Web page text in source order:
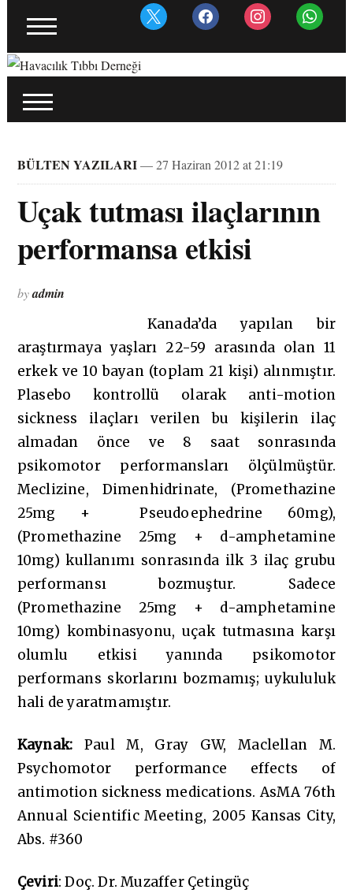
BÜLTEN YAZILARI— 27 Haziran 2012 at 21:19
Uçak tutması ilaçlarının
performansa etkisi
byadmin
Kanada’da yapılan bir
araştırmaya yaşları 22-59 arasında olan 11
erkek ve 10 bayan (toplam 21 kişi) alınmıştır.
Plasebo kontrollü olarak anti-motion
sickness ilaçları verilen bu kişilerin ilaç
almadan önce ve 8 saat sonrasında
psikomotor performansları ölçülmüştür.
Meclizine, Dimenhidrinate, (Promethazine
25mg + Pseudoephedrine 60mg),
(Promethazine 25mg + d-amphetamine
10mg) kullanımı sonrasında ilk 3 ilaç grubu
performansı bozmuştur. Sadece
(Promethazine 25mg + d-amphetamine
10mg) kombinasyonu, uçak tutmasına karşı
olumlu etkisi yanında psikomotor
performans skorlarını bozmamış; uykululuk
hali de yaratmamıştır.
Kaynak: Paul M, Gray GW, Maclellan M.
Psychomotor performance effects of
antimotion sickness medications. AsMA 76th
Annual Scientific Meeting, 2005 Kansas City,
Abs. #360
Çeviri: Doç. Dr. Muzaffer Çetingüç